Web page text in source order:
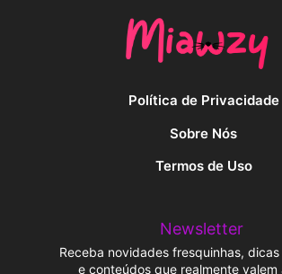
Política de Privacidade
Sobre Nós
Termos de Uso
Newsletter
Receba novidades fresquinhas,
e conteúdos que realmente valem